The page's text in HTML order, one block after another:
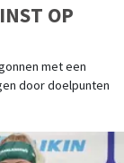
OP
met een
door doelpunten